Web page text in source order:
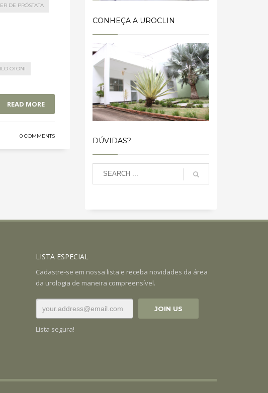
DE PRÓSTATA
OTONI
READ MORE
0 COMMENTS
CONHEÇA A UROCLIN
DÚVIDAS?
LISTA ESPECIAL
Cadastre-se em nossa lista e receba novidades da área
da urologia de maneira compreensível.
Lista segura!